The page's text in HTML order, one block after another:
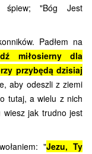
śpiew; "Bóg Jest
Padłem na
miłosierny dla
przybędą dzisiaj
aby odeszli z ziemi
tutaj, a wielu z nich
wiesz jak trudno jest
"Jezu, Ty